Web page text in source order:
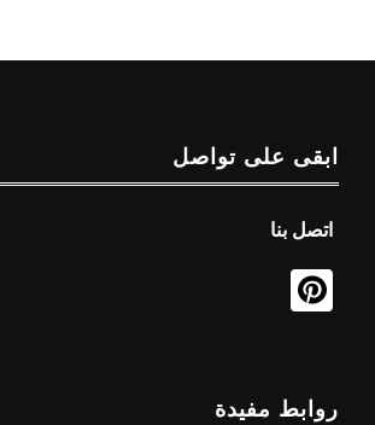
ابقى على تواصل
اتصل بنا
روابط مفيدة